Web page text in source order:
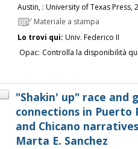
Austin, : University of Texas Press,
Materiale a stampa
Lo trovi qui: Univ. Federico II
Opac: Controlla la disponibilità
"Shakin' up" race and
connections in Puerto
and Chicano
Marta E. Sanchez